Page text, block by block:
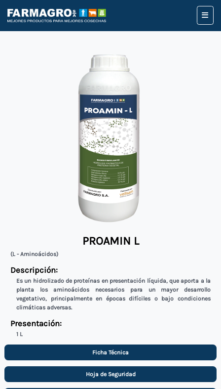
PROAMIN L
(L - Aminoácidos)
Descripción:
Es un hidrolizado de proteínas en presentación líquida, que aporta a la
planta los aminoácidos necesarios para un mayor desarrollo
vegetativo, principalmente en épocas difíciles o bajo condiciones
climáticas adversas.
Presentación:
1 L
Ficha Técnica
Hoja de Seguridad